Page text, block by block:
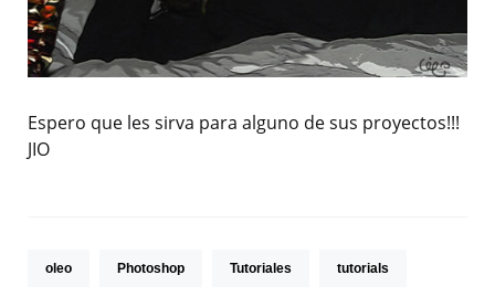
Espero que les sirva para alguno de sus proyectos!!!
JIO
oleo Photoshop Tutoriales tutorials